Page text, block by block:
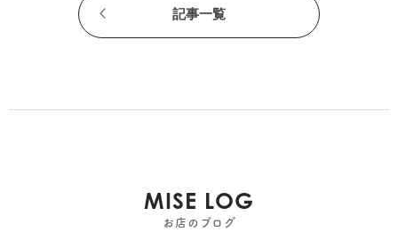
記事一覧
MISE LOG
お店のブログ